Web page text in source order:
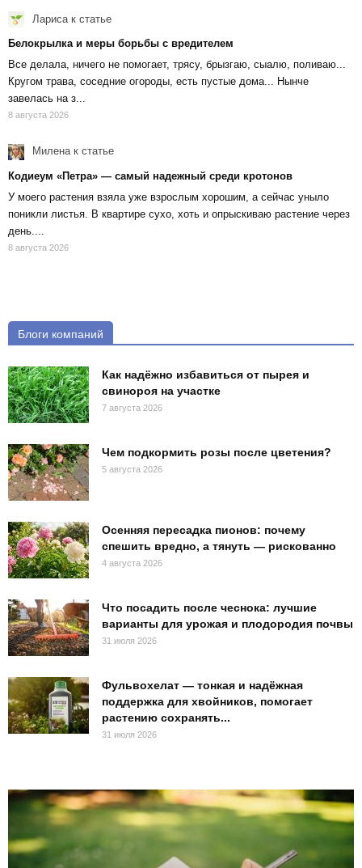
Лариса к статье
Белокрылка и меры борьбы с вредителем
Все делала, ничего не помогает, трясу, брызгаю, сыалю, поливаю...
Кругом трава, соседние огороды, есть пустые дома... Нынче
завелась на з...
8 августа 2026
Миленак статье
Кодиеум «Петра» — самый надежный среди кротонов
У моего растения взяла уже взрослым хорошим, а сейчас уныло
поникли листья. В квартире сухо, хоть и опрыскиваю растение через
день....
8 августа 2026
Блоги компаний
Как надёжно избавиться от пырея и
свинороя на участке
7 августа 2026
Чем подкормить розы после цветения?
5 августа 2026
Осенняя пересадка пионов: почему
спешить вредно, а тянуть — рискованно
4 августа 2026
Что посадить после чеснока: лучшие
варианты для урожая и плодородия почвы
31 июля 2026
Фульвохелат — тонкая и надёжная
поддержка для хвойников, помогает
растению сохранять...
31 июля 2026